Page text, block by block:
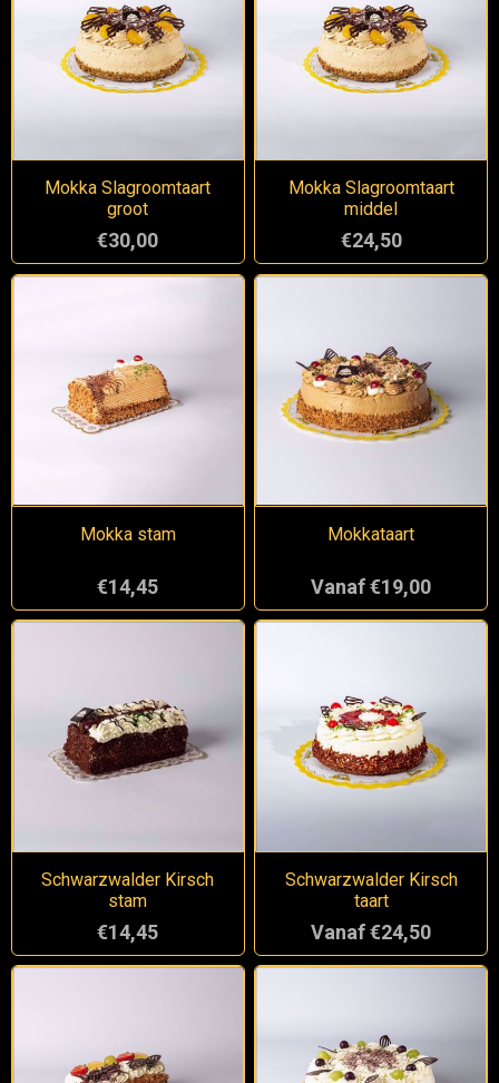
Mokka Slagroomtaart
groot
€30,00
Mokka Slagroomtaart
middel
€24,50
Mokka stam
€14,45
Mokkataart
Vanaf €19,00
Schwarzwalder Kirsch
stam
€14,45
Schwarzwalder Kirsch
taart
Vanaf €24,50